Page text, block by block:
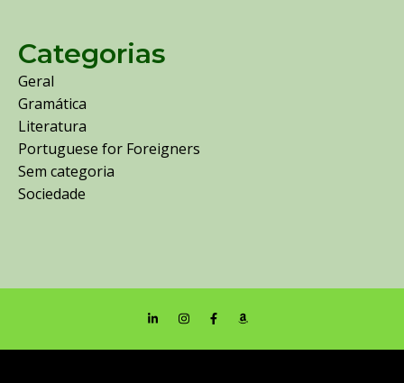
Categorias
Geral
Gramática
Literatura
Portuguese for Foreigners
Sem categoria
Sociedade